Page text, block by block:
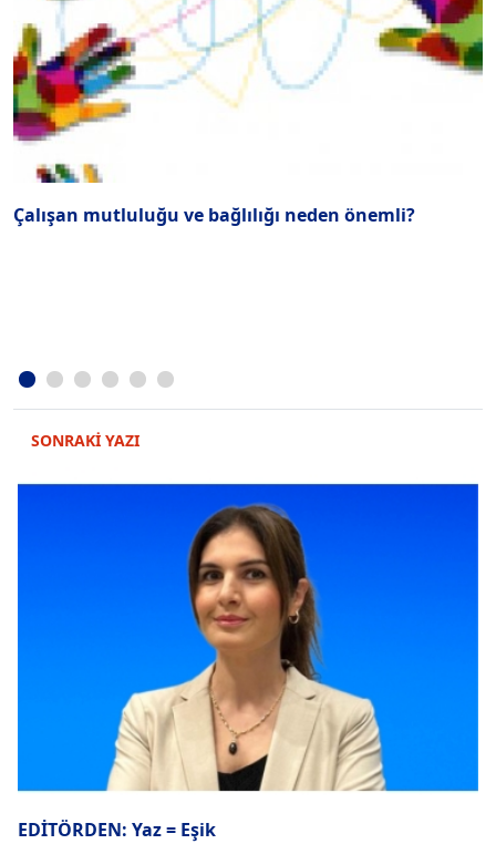
Çalışan mutluluğu ve bağlılığı neden önemli?
SONRAKİ YAZI
EDİTÖRDEN: Yaz = Eşik